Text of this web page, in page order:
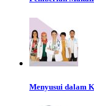
Menyusui dalam